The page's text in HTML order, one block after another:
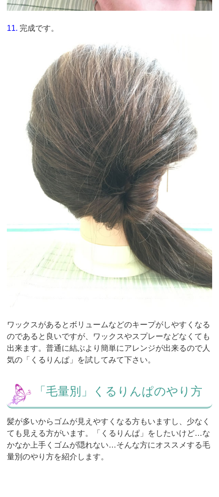
11. 完成です。
ワックスがあるとボリュームなどのキープがしやすくなる
のであると良いですが、ワックスやスプレーなどなくても
出来ます。普通に結ぶより簡単にアレンジが出来るので人
気の「くるりんぱ」を試してみて下さい。
「毛量別」くるりんぱのやり方
髪が多いからゴムが見えやすくなる方もいますし、少なく
ても見える方がいます。「くるりんぱ」をしたいけど…な
かなか上手くゴムが隠れない…そんな方にオススメする毛
量別のやり方を紹介します。